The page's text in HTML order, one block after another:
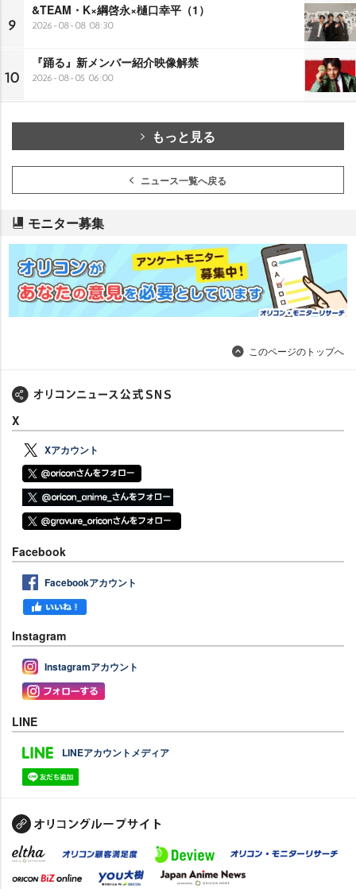
9
&TEAM・K×綱啓永×樋口幸平（1）
2026-08-08 08:30
10
『踊る』新メンバー紹介映像解禁
2026-08-05 06:00
もっと見る
ニュース一覧へ戻る
モニター募集
このページのトップへ
X
Xアカウント
Facebook
Facebookアカウント
Instagram
Instagramアカウント
LINE
LINEアカウントメディア